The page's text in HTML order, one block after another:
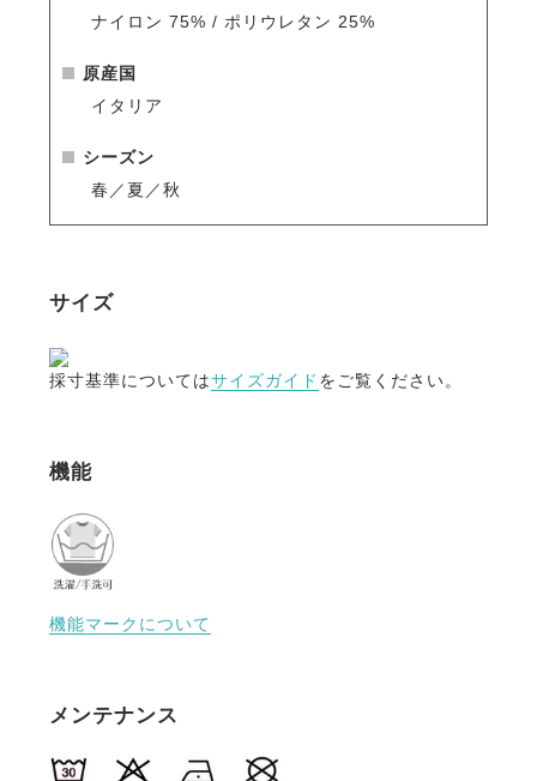
ナイロン 75% / ポリウレタン 25%
原産国
イタリア
シーズン
春／夏／秋
サイズ
採寸基準についてはサイズガイド をご覧ください。
機能
機能マークについて
メンテナンス